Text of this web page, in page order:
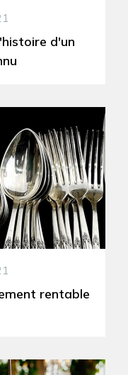
d'un
rentable